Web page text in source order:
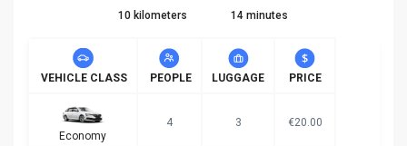
10 kilometers 14 minutes
VEHICLE CLASS PEOPLE LUGGAGE PRICE
Economy
4 3 €20.00